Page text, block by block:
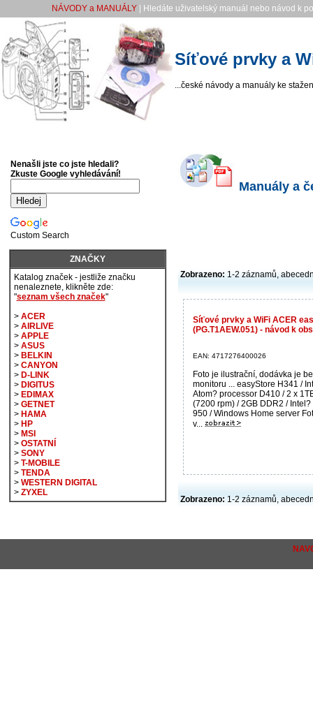
NÁVODY a MANUÁLY| Hledáte uživatelský manuál nebo návod k
Síťové prvky a
...české návody a manuály ke
Manuály a
Zobrazeno: 1-2 záznamů,
Síťové prvky a WiFi ACER
(PG.T1AEW.051) - návod k
EAN: 4717276400026
Foto je ilustrační, dodávka je
monitoru ... easyStore H341 /
Atom? processor D410 / 2 x
(7200 rpm) / 2GB DDR2 / Intel?
950 / Windows Home server
v...
Zobrazeno: 1-2 záznamů,
Nenašli jste co jste hledali?
Zkuste Google vyhledávání!
Custom Search
ZNAČKY
Katalog značek - jestliže značku
nenaleznete, klikněte zde:
"seznam všech značek"
> ACER
> AIRLIVE
> APPLE
> ASUS
> BELKIN
> CANYON
> D-LINK
> DIGITUS
> EDIMAX
> GETNET
> HAMA
> HP
> MSI
> OSTATNÍ
> SONY
> T-MOBILE
> TENDA
> WESTERN DIGITAL
> ZYXEL